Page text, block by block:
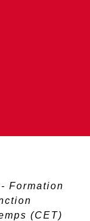
Formation
(CET)